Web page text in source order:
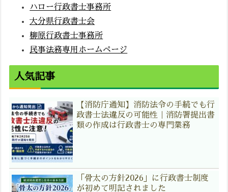
ハロー行政書士事務所
大分県行政書士会
柳原行政書士事務所
民事法務専用ホームページ
人気記事
【消防庁通知】消防法令の手続でも行
政書士法違反の可能性｜消防署提出書
類の作成は行政書士の専門業務
「骨太の方針2026」に行政書士制度
が初めて明記されました